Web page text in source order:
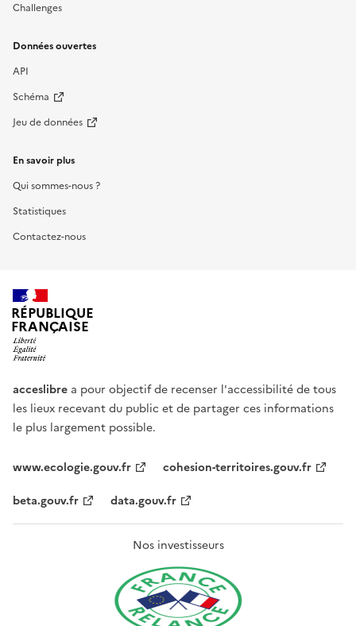
Challenges
Données ouvertes
API
Schéma
Jeu de données
En savoir plus
Qui sommes-nous ?
Statistiques
Contactez-nous
RÉPUBLIQUE
FRANÇAISE
acceslibre a pour objectif de recenser l'accessibilité de tous
les lieux recevant du public et de partager ces informations
le plus largement possible.
www.ecologie.gouv.fr
cohesion-territoires.gouv.fr
beta.gouv.fr
data.gouv.fr
Nos investisseurs